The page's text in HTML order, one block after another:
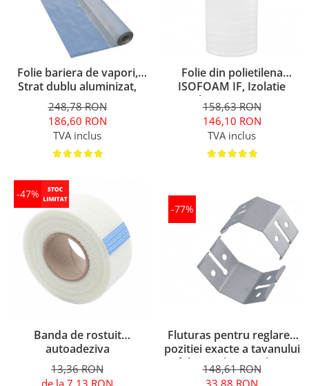
Folie bariera de vapori,
Strat dublu aluminizat,
MASTERFOL SD 100 ALU,
75 mp
248,78 RON
186,60 RON
TVA inclus
Folie din polietilena
ISOFOAM IF, Izolatie
parchet, 5 mm, 50 mp
158,63 RON
146,10 RON
TVA inclus
-47%
Banda de rostuit
autoadeziva
13,36 RON
-77%
Fluturas pentru reglarea
pozitiei exacte a tavanului
fals (100 buc/pachet)
148,61 RON